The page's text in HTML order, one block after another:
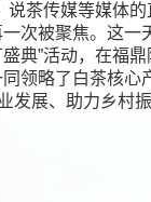
说茶传媒等媒体
次被聚焦。这一
典”活动，在福
领略了白茶核心
发展、助力乡村振